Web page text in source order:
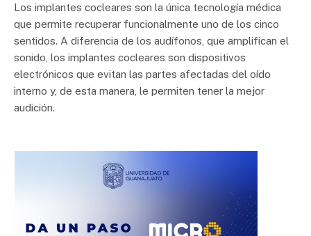
Los implantes cocleares son la única tecnología médica
que permite recuperar funcionalmente uno de los cinco
sentidos. A diferencia de los audífonos, que amplifican el
sonido, los implantes cocleares son dispositivos
electrónicos que evitan las partes afectadas del oído
interno y, de esta manera, le permiten tener la mejor
audición.